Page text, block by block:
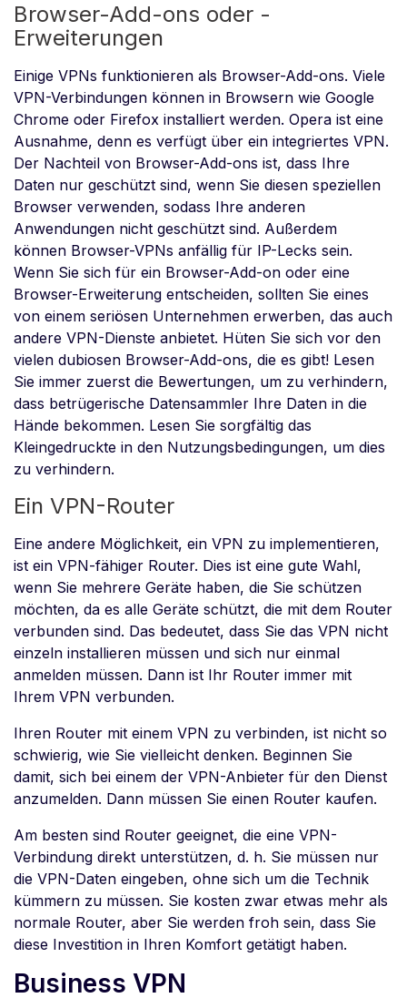
Browser-Add-ons oder -
Erweiterungen
Einige VPNs funktionieren als Browser-Add-ons. Viele
VPN-Verbindungen können in Browsern wie Google
Chrome oder Firefox installiert werden. Opera ist eine
Ausnahme, denn es verfügt über ein integriertes VPN.
Der Nachteil von Browser-Add-ons ist, dass Ihre
Daten nur geschützt sind, wenn Sie diesen speziellen
Browser verwenden, sodass Ihre anderen
Anwendungen nicht geschützt sind. Außerdem
können Browser-VPNs anfällig für IP-Lecks sein.
Wenn Sie sich für ein Browser-Add-on oder eine
Browser-Erweiterung entscheiden, sollten Sie eines
von einem seriösen Unternehmen erwerben, das auch
andere VPN-Dienste anbietet. Hüten Sie sich vor den
vielen dubiosen Browser-Add-ons, die es gibt! Lesen
Sie immer zuerst die Bewertungen, um zu verhindern,
dass betrügerische Datensammler Ihre Daten in die
Hände bekommen. Lesen Sie sorgfältig das
Kleingedruckte in den Nutzungsbedingungen, um dies
zu verhindern.
Ein VPN-Router
Eine andere Möglichkeit, ein VPN zu implementieren,
ist ein VPN-fähiger Router. Dies ist eine gute Wahl,
wenn Sie mehrere Geräte haben, die Sie schützen
möchten, da es alle Geräte schützt, die mit dem Router
verbunden sind. Das bedeutet, dass Sie das VPN nicht
einzeln installieren müssen und sich nur einmal
anmelden müssen. Dann ist Ihr Router immer mit
Ihrem VPN verbunden.
Ihren Router mit einem VPN zu verbinden, ist nicht so
schwierig, wie Sie vielleicht denken. Beginnen Sie
damit, sich bei einem der VPN-Anbieter für den Dienst
anzumelden. Dann müssen Sie einen Router kaufen.
Am besten sind Router geeignet, die eine VPN-
Verbindung direkt unterstützen, d. h. Sie müssen nur
die VPN-Daten eingeben, ohne sich um die Technik
kümmern zu müssen. Sie kosten zwar etwas mehr als
normale Router, aber Sie werden froh sein, dass Sie
diese Investition in Ihren Komfort getätigt haben.
Business VPN